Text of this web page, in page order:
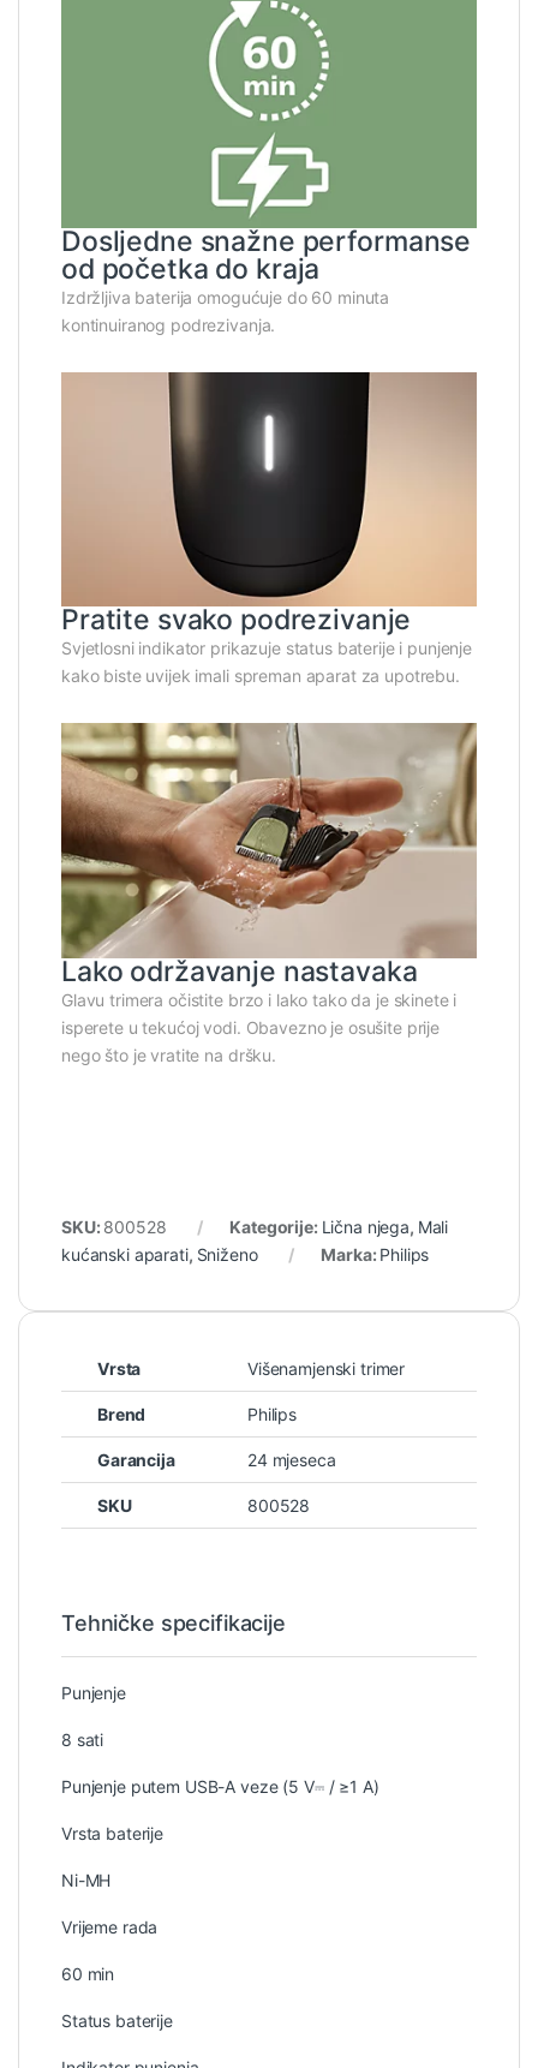
Dosljedne snažne performanse
od početka do kraja
Izdržljiva baterija omogućuje do 60 minuta
kontinuiranog podrezivanja.
Pratite svako podrezivanje
Svjetlosni indikator prikazuje status baterije i punjenje
kako biste uvijek imali spreman aparat za upotrebu.
Lako održavanje nastavaka
Glavu trimera očistite brzo i lako tako da je skinete i
isperete u tekućoj vodi. Obavezno je osušite prije
nego što je vratite na dršku.
SKU: 800528 Kategorije: Lična njega, Mali
kućanski aparati, Sniženo Marka: Philips
Vrsta Višenamjenski trimer
Brend Philips
Garancija 24 mjeseca
SKU 800528
Tehničke specifikacije
Punjenje
8 sati
Punjenje putem USB-A veze (5 V⎓ / ≥1 A)
Vrsta baterije
Ni-MH
Vrijeme rada
60 min
Status baterije